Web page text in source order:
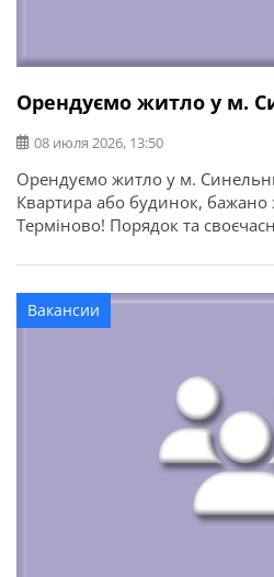
Орендуємо житло у м.
08 июля 2026, 13:50
Орендуємо житло у м.
Квартира або будинок, бажано
Терміново! Порядок та
Вакансии